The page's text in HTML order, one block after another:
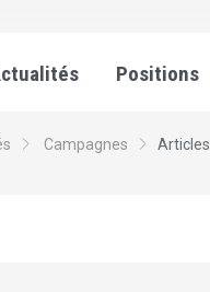
Positions
Campagnes Articles